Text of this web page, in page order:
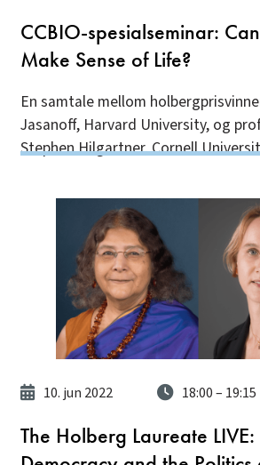
CCBIO-spesialseminar:
Make Sense of Life?
En samtale mellom
Jasanoff, Harvard University, og
Stephen Hilgartner, Cornell
10. jun 2022 18:00– 19:15
The Holberg Laureate